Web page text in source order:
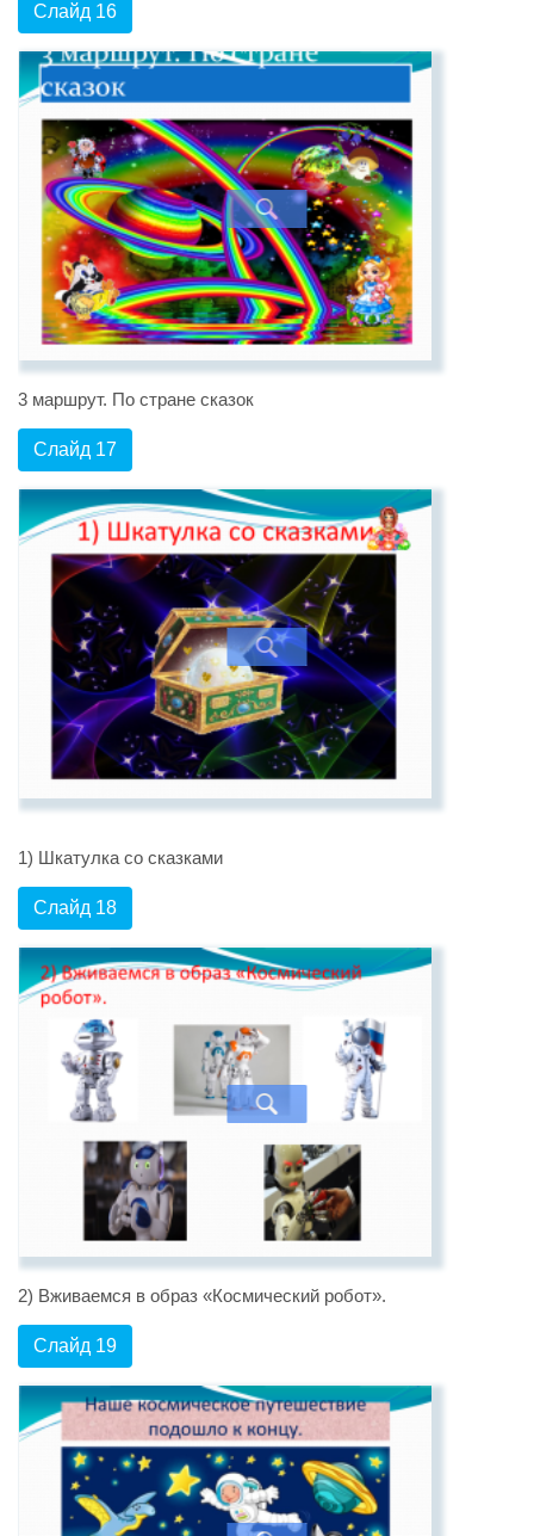
Слайд 16
3 маршрут. По стране сказок
Слайд 17
1) Шкатулка со сказками
Слайд 18
2) Вживаемся в образ «Космический робот».
Слайд 19